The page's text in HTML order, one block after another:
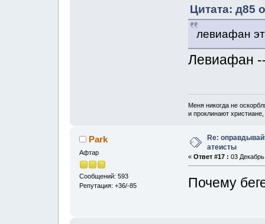
Цитата: д85
левиафан
Левиафан --
Меня никогда не
и проклинают
Park
Афтар
Сообщений: 593
Репутация: +36/-85
Re:
атеисты
« Ответ #17 : 03
Почему